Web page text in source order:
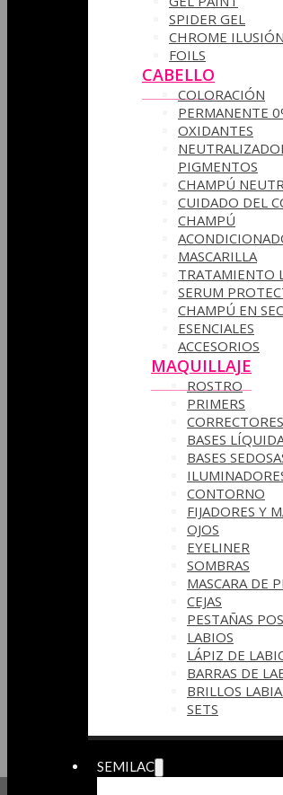
SPIDER GEL
CHROME
FOILS
CABELLO
COLORACIÓN
PERMANENTE
OXIDANTES
PIGMENTOS
CHAMPÚ
CUIDADO DEL
CHAMPÚ
MASCARILLA
TRATAMIENTO
SERUM
CHAMPÚ EN
ESENCIALES
ACCESORIOS
MAQUILLAJE
ROSTRO
PRIMERS
CORRECTORES
BASES
BASES
CONTORNO
FIJADORES Y
OJOS
EYELINER
SOMBRAS
MASCARA DE
CEJAS
PESTAÑAS
LABIOS
LÁPIZ DE
BARRAS DE
BRILLOS
SETS
SEMILAC